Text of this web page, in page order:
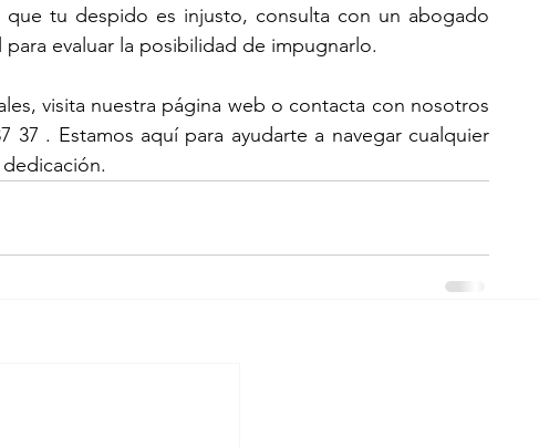
que tu despido es injusto, consulta con un abogado
evaluar la posibilidad de impugnarlo.
visita nuestra página web o contacta con nosotros
37 . Estamos aquí para ayudarte a navegar cualquier